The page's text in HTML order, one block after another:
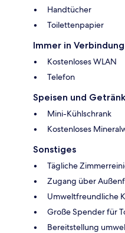
Handtücher
Toilettenpapier
Immer in
Kostenloses WLAN
Telefon
Speisen und
Mini-Kühlschrank
Kostenloses
Sonstiges
Tägliche
Zugang über
Umweltfreundliche
Große Spender für
Bereitstellung